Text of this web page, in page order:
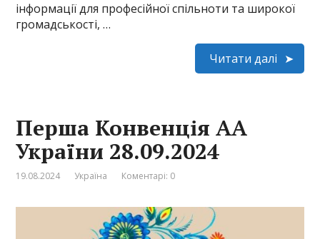
інформації для професійної спільноти та широкої
громадськості, …
Читати далі
Перша Конвенція АА
України 28.09.2024
19.08.2024 Україна Коментарі: 0